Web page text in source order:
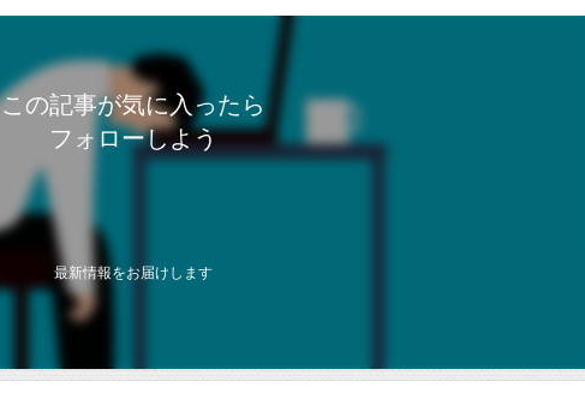
この記事が気に入ったら
フォローしよう
最新情報をお届けします